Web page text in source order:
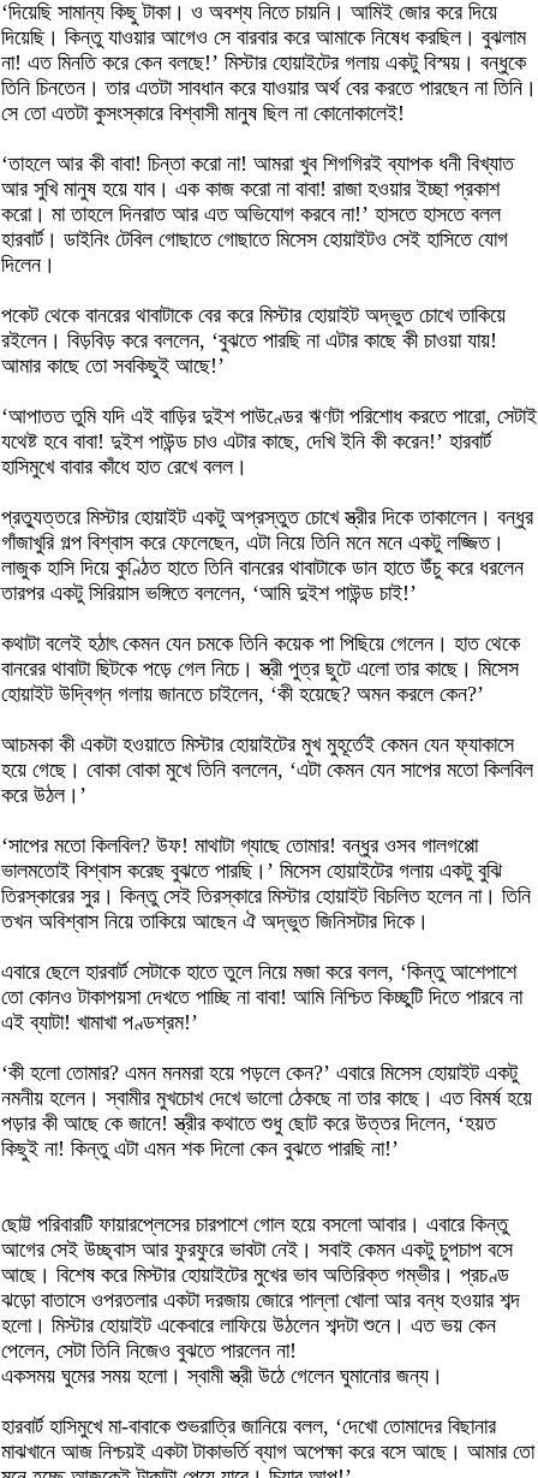
‘দিয়েছি সামান্য কিছু টাকা। ও অবশ্য নিতে চায়নি। আমিই জোর করে দিয়ে
দিয়েছি। কিন্তু যাওয়ার আগেও সে বারবার করে আমাকে নিষেধ করছিল। বুঝলাম
না! এত মিনতি করে কেন বলছে!’ মিস্টার হোয়াইটের গলায় একটু বিস্ময়। বন্ধুকে
তিনি চিনতেন। তার এতটা সাবধান করে যাওয়ার অর্থ বের করতে পারছেন না তিনি।
সে তো এতটা কুসংস্কারে বিশ্বাসী মানুষ ছিল না কোনোকালেই!
‘তাহলে আর কী বাবা! চিন্তা করো না! আমরা খুব শিগগিরই ব্যাপক ধনী বিখ্যাত
আর সুখি মানুষ হয়ে যাব। এক কাজ করো না বাবা! রাজা হওয়ার ইচ্ছা প্রকাশ
করো। মা তাহলে দিনরাত আর এত অভিযোগ করবে না!’ হাসতে হাসতে বলল
হারবার্ট। ডাইনিং টেবিল গোছাতে গোছাতে মিসেস হোয়াইটও সেই হাসিতে যোগ
দিলেন।
পকেট থেকে বানরের থাবাটাকে বের করে মিস্টার হোয়াইট অদ্ভুত চোখে তাকিয়ে
রইলেন। বিড়বিড় করে বললেন, ‘বুঝতে পারছি না এটার কাছে কী চাওয়া যায়!
আমার কাছে তো সবকিছুই আছে!’
‘আপাতত তুমি যদি এই বাড়ির দুইশ পাউণ্ডের ঋণটা পরিশোধ করতে পারো, সেটাই
যথেষ্ট হবে বাবা! দুইশ পাউন্ড চাও এটার কাছে, দেখি ইনি কী করেন!’ হারবার্ট
হাসিমুখে বাবার কাঁধে হাত রেখে বলল।
প্রত্যুত্তরে মিস্টার হোয়াইট একটু অপ্রস্তুত চোখে স্ত্রীর দিকে তাকালেন। বন্ধুর
গাঁজাখুরি গল্প বিশ্বাস করে ফেলেছেন, এটা নিয়ে তিনি মনে মনে একটু লজ্জিত।
লাজুক হাসি দিয়ে কুণ্ঠিত হাতে তিনি বানরের থাবাটাকে ডান হাতে উঁচু করে ধরলেন
তারপর একটু সিরিয়াস ভঙ্গিতে বললেন, ‘আমি দুইশ পাউন্ড চাই!’
কথাটা বলেই হঠাৎ কেমন যেন চমকে তিনি কয়েক পা পিছিয়ে গেলেন। হাত থেকে
বানরের থাবাটা ছিটকে পড়ে গেল নিচে। স্ত্রী পুত্র ছুটে এলো তার কাছে। মিসেস
হোয়াইট উদ্বিগ্ন গলায় জানতে চাইলেন, ‘কী হয়েছে? অমন করলে কেন?’
আচমকা কী একটা হওয়াতে মিস্টার হোয়াইটের মুখ মুহূর্তেই কেমন যেন ফ্যাকাসে
হয়ে গেছে। বোকা বোকা মুখে তিনি বললেন, ‘এটা কেমন যেন সাপের মতো কিলবিল
করে উঠল।’
‘সাপের মতো কিলবিল? উফ! মাথাটা গ্যাছে তোমার! বন্ধুর ওসব গালগপ্পো
ভালমতোই বিশ্বাস করেছ বুঝতে পারছি।’ মিসেস হোয়াইটের গলায় একটু বুঝি
তিরস্কারের সুর। কিন্তু সেই তিরস্কারে মিস্টার হোয়াইট বিচলিত হলেন না। তিনি
তখন অবিশ্বাস নিয়ে তাকিয়ে আছেন ঐ অদ্ভুত জিনিসটার দিকে।
এবারে ছেলে হারবার্ট সেটাকে হাতে তুলে নিয়ে মজা করে বলল, ‘কিন্তু আশেপাশে
তো কোনও টাকাপয়সা দেখতে পাচ্ছি না বাবা! আমি নিশ্চিত কিচ্ছুটি দিতে পারবে না
এই ব্যাটা! খামাখা পণ্ডশ্রম!’
‘কী হলো তোমার? এমন মনমরা হয়ে পড়লে কেন?’ এবারে মিসেস হোয়াইট একটু
নমনীয় হলেন। স্বামীর মুখচোখ দেখে ভালো ঠেকছে না তার কাছে। এত বিমর্ষ হয়ে
পড়ার কী আছে কে জানে! স্ত্রীর কথাতে শুধু ছোট করে উত্তর দিলেন, ‘হয়ত
কিছুই না! কিন্তু এটা এমন শক দিলো কেন বুঝতে পারছি না!’
ছোট্ট পরিবারটি ফায়ারপ্লেসের চারপাশে গোল হয়ে বসলো আবার। এবারে কিন্তু
আগের সেই উচ্ছ্বাস আর ফুরফুরে ভাবটা নেই। সবাই কেমন একটু চুপচাপ বসে
আছে। বিশেষ করে মিস্টার হোয়াইটের মুখের ভাব অতিরিক্ত গম্ভীর। প্রচণ্ড
ঝড়ো বাতাসে ওপরতলার একটা দরজায় জোরে পাল্লা খোলা আর বন্ধ হওয়ার শব্দ
হলো। মিস্টার হোয়াইট একেবারে লাফিয়ে উঠলেন শব্দটা শুনে। এত ভয় কেন
পেলেন, সেটা তিনি নিজেও বুঝতে পারলেন না!
একসময় ঘুমের সময় হলো। স্বামী স্ত্রী উঠে গেলেন ঘুমানোর জন্য।
হারবার্ট হাসিমুখে মা-বাবাকে শুভরাত্রি জানিয়ে বলল, ‘দেখো তোমাদের বিছানার
মাঝখানে আজ নিশ্চয়ই একটা টাকাভর্তি ব্যাগ অপেক্ষা করে বসে আছে। আমার তো